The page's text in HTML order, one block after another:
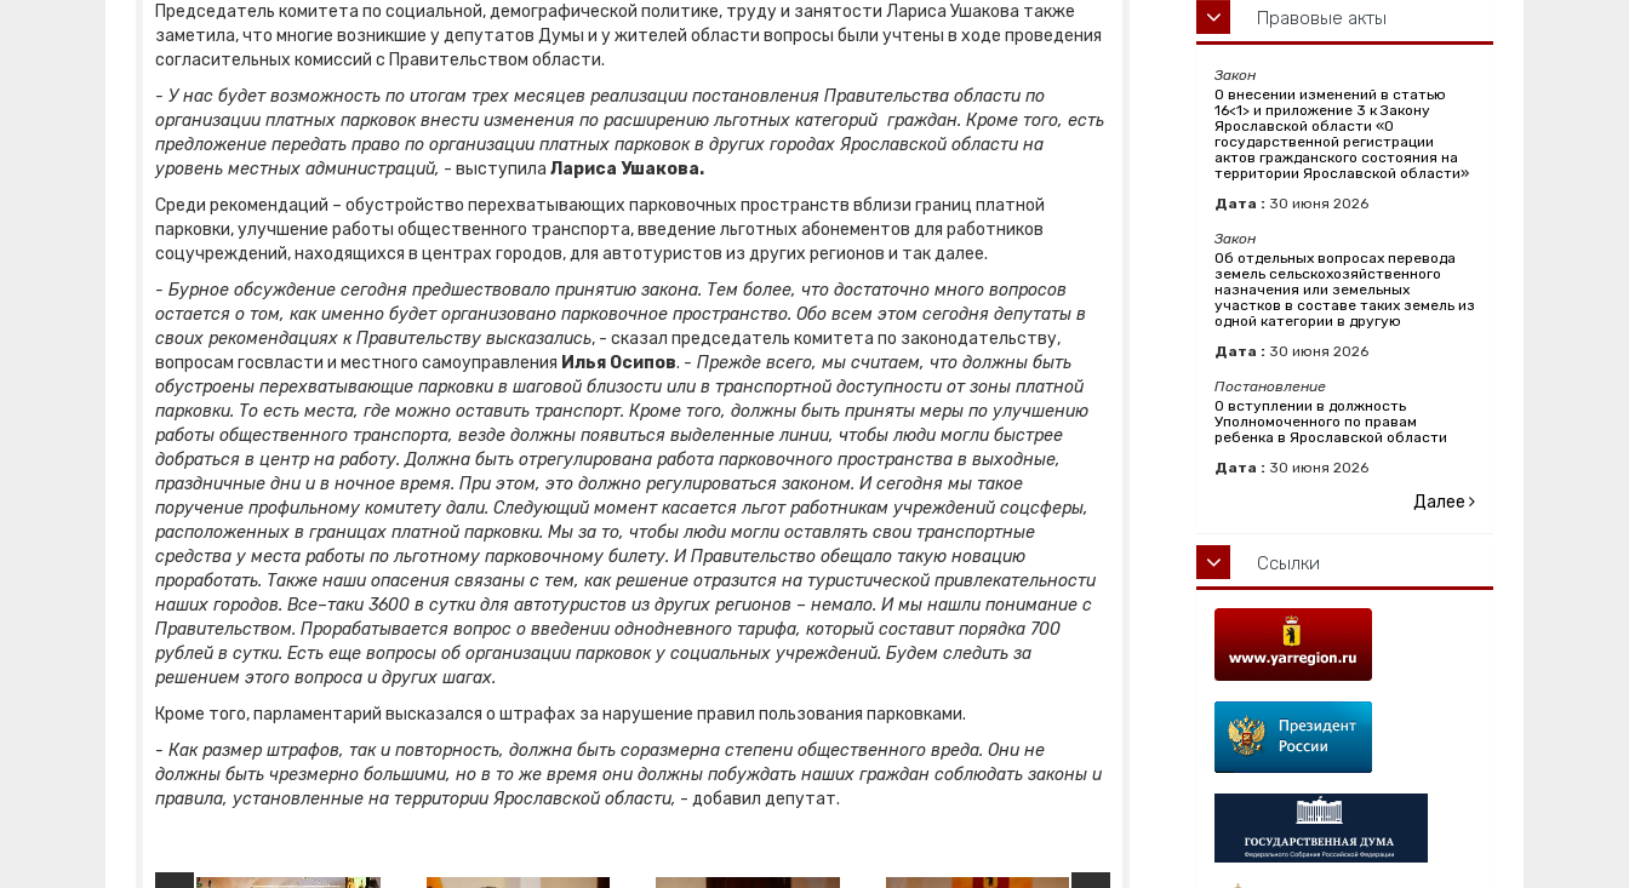
Председатель комитета по социальной, демографической политике, труду и занятости Лариса Ушакова также
заметила, что многие возникшие у депутатов Думы и у жителей области вопросы были учтены в ходе проведения
согласительных комиссий с Правительством области.
- У нас будет возможность по итогам трех месяцев реализации постановления Правительства области по
организации платных парковок внести изменения по расширению льготных категорий граждан. Кроме того, есть
предложение передать право по организации платных парковок в других городах Ярославской области на
уровень местных администраций, - выступила Лариса Ушакова.
Среди рекомендаций – обустройство перехватывающих парковочных пространств вблизи границ платной
парковки, улучшение работы общественного транспорта, введение льготных абонементов для работников
соцучреждений, находящихся в центрах городов, для автотуристов из других регионов и так далее.
- Бурное обсуждение сегодня предшествовало принятию закона. Тем более, что достаточно много вопросов
остается о том, как именно будет организовано парковочное пространство. Обо всем этом сегодня депутаты в
своих рекомендациях к Правительству высказались, - сказал председатель комитета по законодательству,
вопросам госвласти и местного самоуправления Илья Осипов. - Прежде всего, мы считаем, что должны быть
обустроены перехватывающие парковки в шаговой близости или в транспортной доступности от зоны платной
парковки. То есть места, где можно оставить транспорт. Кроме того, должны быть приняты меры по улучшению
работы общественного транспорта, везде должны появиться выделенные линии, чтобы люди могли быстрее
добраться в центр на работу. Должна быть отрегулирована работа парковочного пространства в выходные,
праздничные дни и в ночное время. При этом, это должно регулироваться законом. И сегодня мы такое
поручение профильному комитету дали. Следующий момент касается льгот работникам учреждений соцсферы,
расположенных в границах платной парковки. Мы за то, чтобы люди могли оставлять свои транспортные
средства у места работы по льготному парковочному билету. И Правительство обещало такую новацию
проработать. Также наши опасения связаны с тем, как решение отразится на туристической привлекательности
наших городов. Все–таки 3600 в сутки для автотуристов из других регионов – немало. И мы нашли понимание с
Правительством. Прорабатывается вопрос о введении однодневного тарифа, который составит порядка 700
рублей в сутки. Есть еще вопросы об организации парковок у социальных учреждений. Будем следить за
решением этого вопроса и других шагах.
Кроме того, парламентарий высказался о штрафах за нарушение правил пользования парковками.
- Как размер штрафов, так и повторность, должна быть соразмерна степени общественного вреда. Они не
должны быть чрезмерно большими, но в то же время они должны побуждать наших граждан соблюдать законы и
правила, установленные на территории Ярославской области, - добавил депутат.
Правовые акты
Закон
О внесении изменений в статью
16<1> и приложение 3 к Закону
Ярославской области «О
государственной регистрации
актов гражданского состояния на
территории Ярославской области»
Дата : 30 июня 2026
Закон
Об отдельных вопросах перевода
земель сельскохозяйственного
назначения или земельных
участков в составе таких земель из
одной категории в другую
Дата : 30 июня 2026
Постановление
О вступлении в должность
Уполномоченного по правам
ребенка в Ярославской области
Дата : 30 июня 2026
Далее
Ссылки